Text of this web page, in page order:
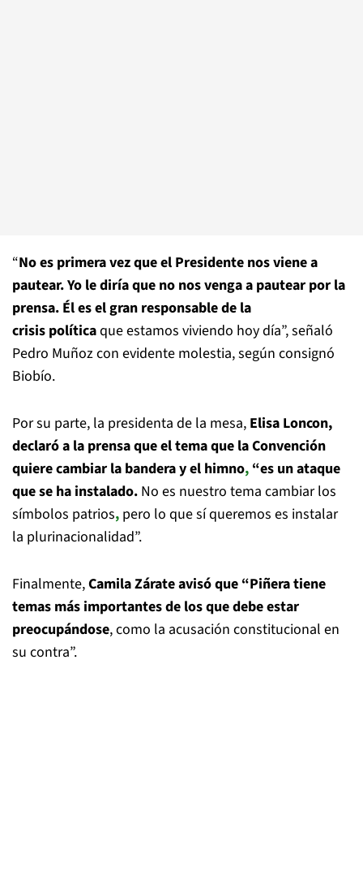
“No es primera vez que el Presidente nos viene a
pautear. Yo le diría que no nos venga a pautear por la
prensa. Él es el gran responsable de la
crisis políticaque estamos viviendo hoy día”, señaló
Pedro Muñoz con evidente molestia, según consignó
Biobío.
Por su parte, la presidenta de la mesa, Elisa Loncon,
declaró a la prensa que el tema que la Convención
quiere cambiar la bandera y el himno, “es un ataque
que se ha instalado. No es nuestro tema cambiar los
símbolos patrios, pero lo que sí queremos es instalar
la plurinacionalidad”.
Finalmente,Camila Zárate avisó que “Piñera tiene
temas más importantes de los que debe estar
preocupándose, como la acusación constitucional en
su contra”.